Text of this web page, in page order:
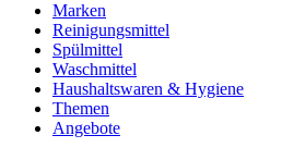
Marken
Reinigungsmittel
Spülmittel
Waschmittel
Haushaltswaren & Hygiene
Themen
Angebote